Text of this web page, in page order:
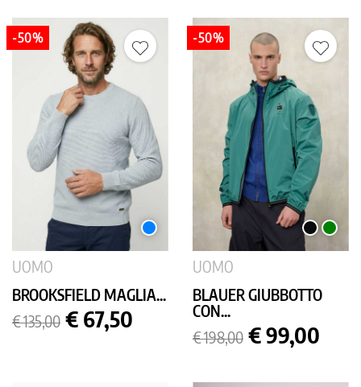
AZZURRO
UOMO
BROOKSFIELD MAGLIA...
Prezzo
base
€ 135,00 Prezzo
€ 67,50
-50%
NEROVERDE
UOMO
BLAUER GIUBBOTTO
CON...
Prezzo
base
€ 198,00 Prezzo
€ 99,00
-50%